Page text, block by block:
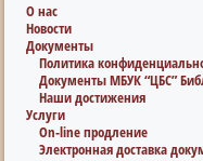
О нас
Новости
Документы
Политика
Документы МБУК “ЦБС”
Наши достижения
Услуги
On-line продление
Электронная доставка